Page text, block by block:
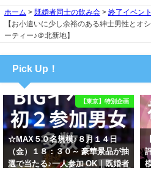
ホーム > 既婚者同士の飲み会> 終了イベント
【お小遣いに少し余裕のある紳士男性とオ
ーティー♪＠北新地】
Pick Up！
【東京】特別企画
☆MAX５０名規模♪８月１４日
（金）１８：３０～ 豪華景品が抽
選で当たる♪一人参加 OK｜既婚者